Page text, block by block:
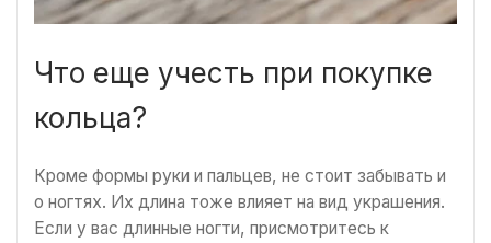
Что еще учесть при покупке
кольца?
Кроме формы руки и пальцев, не стоит забывать и
о ногтях. Их длина тоже влияет на вид украшения.
Если у вас длинные ногти, присмотритесь к